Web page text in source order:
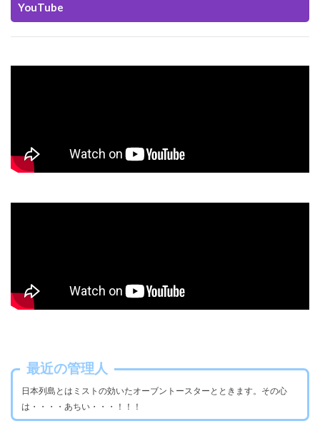
YouTube
最近の管理人
日本列島とはミストの効いたオーブントースターとときます。その心
は・・・・あちい・・・！！！